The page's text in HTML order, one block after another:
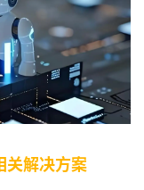
关解决方案